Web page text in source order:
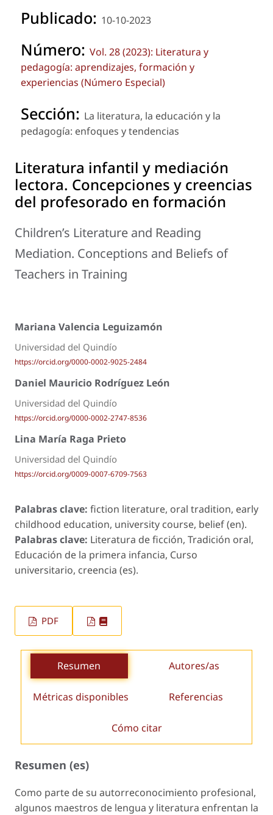
Publicado: 10-10-2023
Número: Vol. 28 (2023): Literatura y
pedagogía: aprendizajes, formación y
experiencias (Número Especial)
Sección: La literatura, la educación y la
pedagogía: enfoques y tendencias
Literatura infantil y mediación
lectora. Concepciones y creencias
del profesorado en formación
Children’s Literature and Reading
Mediation. Conceptions and Beliefs of
Teachers in Training
Mariana Valencia Leguizamón
Universidad del Quindío
https://orcid.org/0000-0002-9025-2484
Daniel Mauricio Rodríguez León
Universidad del Quindío
https://orcid.org/0000-0002-2747-8536
Lina María Raga Prieto
Universidad del Quindío
https://orcid.org/0009-0007-6709-7563
Palabras clave: fiction literature, oral tradition, early
childhood education, university course, belief (en).
Palabras clave: Literatura de ficción, Tradición oral,
Educación de la primera infancia, Curso
universitario, creencia (es).
PDF
Resumen Autores/as
Métricas disponibles Referencias
Cómo citar
Resumen (es)
Como parte de su autorreconocimiento profesional,
algunos maestros de lengua y literatura enfrentan la